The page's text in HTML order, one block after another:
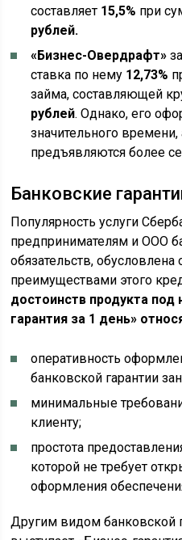
составляет 15,5% при
рублей.
«Бизнес-Овердрафт»
ставка по нему 12,73%
займа, составляющей
рублей. Однако, его
значительного
предъявляются более
Банковские
Популярность услуги
предпринимателям и ООО
обязательств,
преимуществами этого
достоинств продукта под
гарантия за 1 день»
оперативность
банковской гарантии
минимальные
клиенту;
простота
которой не требует
оформления
Другим видом банковской